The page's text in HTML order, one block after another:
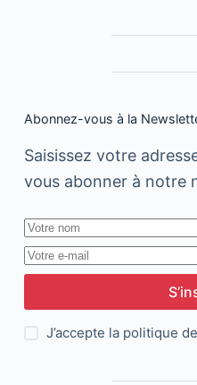
Abonnez-vous à la
Saisissez votre
vous abonner à notre
J’accepte la politique